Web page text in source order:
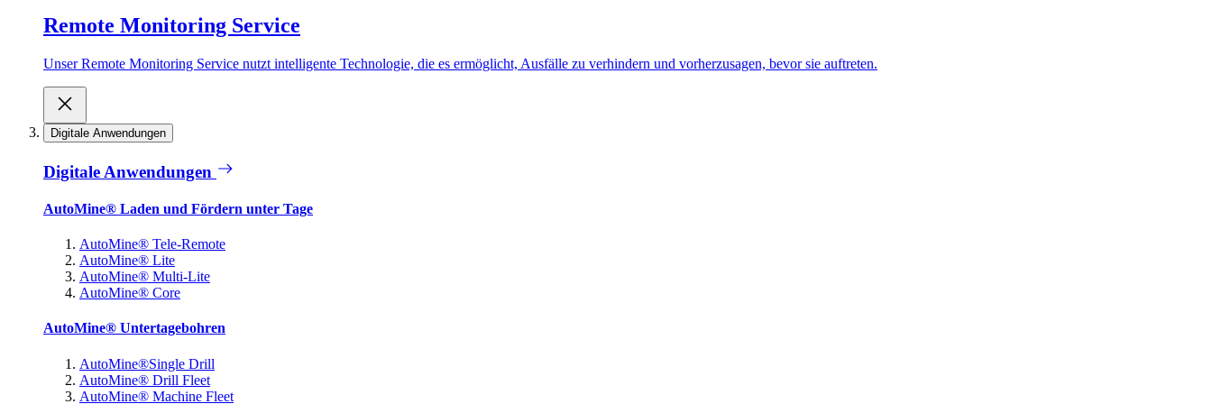
Remote Monitoring Service
Unser Remote Monitoring Service nutzt intelligente Technologie, die es ermöglicht, Ausfälle zu verhindern und vorherzusagen, bevor sie auftreten.
Digitale Anwendungen
Digitale Anwendungen
AutoMine® Laden und Fördern unter Tage
AutoMine® Tele-Remote
AutoMine® Lite
AutoMine® Multi-Lite
AutoMine® Core
AutoMine® Untertagebohren
AutoMine®Single Drill
AutoMine® Drill Fleet
AutoMine® Machine Fleet